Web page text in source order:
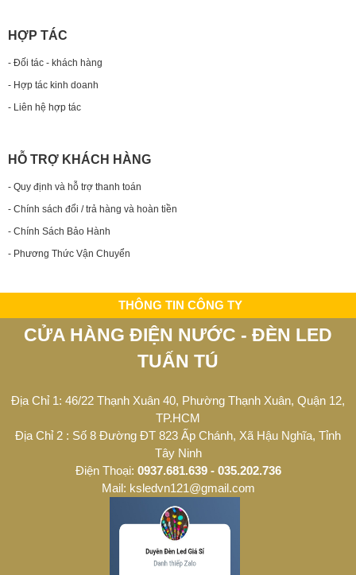
HỢP TÁC
- Đối tác - khách hàng
- Hợp tác kinh doanh
- Liên hệ hợp tác
HỖ TRỢ KHÁCH HÀNG
- Quy định và hỗ trợ thanh toán
- Chính sách đổi / trả hàng và hoàn tiền
- Chính Sách Bảo Hành
- Phương Thức Vận Chuyển
THÔNG TIN CÔNG TY
CỬA HÀNG ĐIỆN NƯỚC - ĐÈN LED
TUẤN TÚ
Địa Chỉ 1: 46/22 Thạnh Xuân 40, Phường Thạnh Xuân, Quận 12,
TP.HCM
Địa Chỉ 2 : Số 8 Đường ĐT 823 Ấp Chánh, Xã Hậu Nghĩa, Tỉnh
Tây Ninh
Điện Thoại: 0937.681.639 - 035.202.736
Mail: ksledvn121@gmail.com